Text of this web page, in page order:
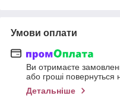
Умови оплати
Ви отримаєте
або гроші повернуться
Детальніше